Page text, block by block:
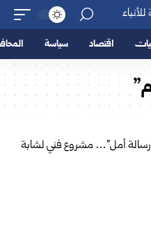
اقتصاد سياسة